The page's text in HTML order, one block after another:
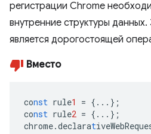
регистрации Chrome
внутренние структуры
является дорогостоящей
Вместо
const rule1 = { ... } ;
const rule2 = { ... } ;
chrome.declarat